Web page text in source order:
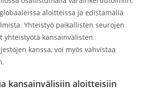
aloitteissa ja edistämällä
Yhteistyö paikallisten seurojen
yhteistyötä kansainvälisten
kanssa, voi myös vahvistaa
kansainvälisiin aloitteisiin